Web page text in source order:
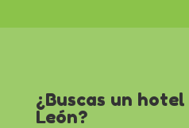
¿Buscas un
León?